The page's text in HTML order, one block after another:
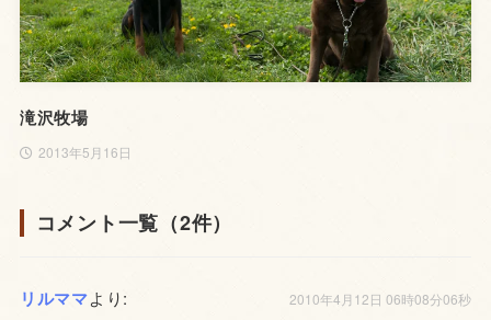
滝沢牧場
2013年5月16日
コメント一覧（2件）
リルママより: 2010年4月12日 06時08分06秒